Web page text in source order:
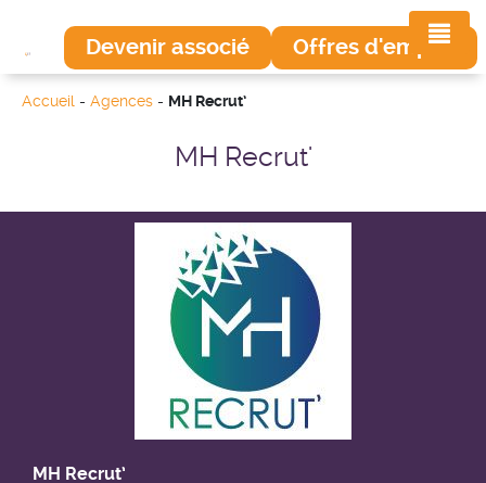
Devenir associé Offres d'emploi
MH Recrut'
MH Recrut’
Accueil - Agences - MH Recrut’